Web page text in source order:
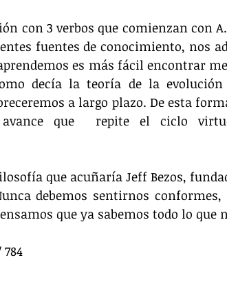
con 3 verbos que comienzan con
fuentes de conocimiento, nos
es más fácil encontrar
decía la teoría de la
a largo plazo. De esta
que  repite el ciclo
que acuñaría Jeff Bezos,
debemos sentirnos conformes,
que ya sabemos todo lo que